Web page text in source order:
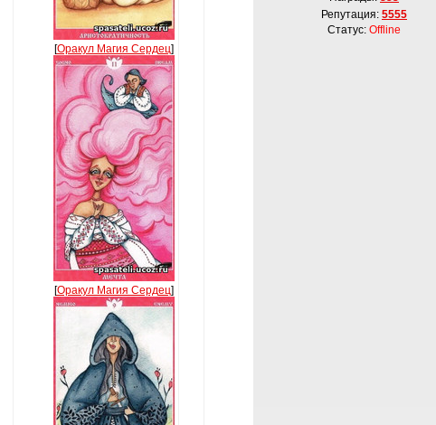
[Оракул Магия Сердец]
[Оракул Магия Сердец]
Репутация: 5555
Статус: Offline